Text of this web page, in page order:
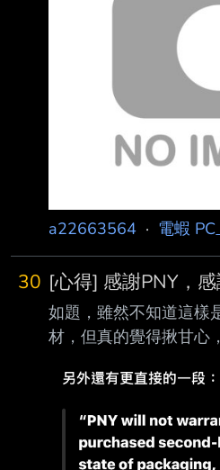
條16GB的替代品 型號
量一樣48GB速度更快
費業務收掉庫存沒了
初購買的原價241美金
48G DDR5套條要價大
17% 更無言的是
a22663564 · 電蝦
30 [心得] 感謝PNY，
如題，雖然不知道這樣
材，但真的覺得揪甘心
興趣的再繼續看阿。
原價屋裝了一台高階
9070，本來要等50系
再等， 所以就配了一